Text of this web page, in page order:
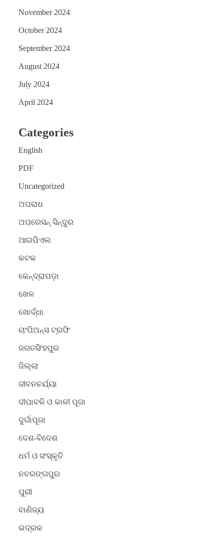
November 2024
October 2024
September 2024
August 2024
July 2024
April 2024
Categories
English
PDF
Uncategorized
ଅପରାଧ
ଅପରେସନ୍ ସିନ୍ଦୁର
ଆଇପିଏଲ
କଟକ
କେନ୍ଦ୍ରାପଡ଼ା
ଖେଳ
ଖୋର୍ଦ୍ଧା
ଚାଂପିଅନ୍ସ ଟ୍ରଫି
ଜଗତସିଂହପୁର
ଜିଲ୍ଲା
ଜୀବନଚର୍ଯ୍ୟା
ଦୀପାବଳି ଓ କାଳୀ ପୂଜା
ଦୁର୍ଗାପୂଜା
ଦେଶ-ବିଦେଶ
ଧର୍ମ ଓ ସଂସ୍କୃତି
ନବରଙ୍ଗପୁର
ପୁରୀ
ବାଣିଜ୍ୟ
ଭଦ୍ରକ
2